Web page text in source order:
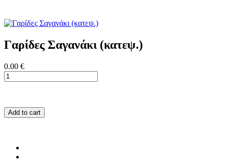
Γαρίδες Σαγανάκι (κατεψ.)
0.00 €
Add to cart